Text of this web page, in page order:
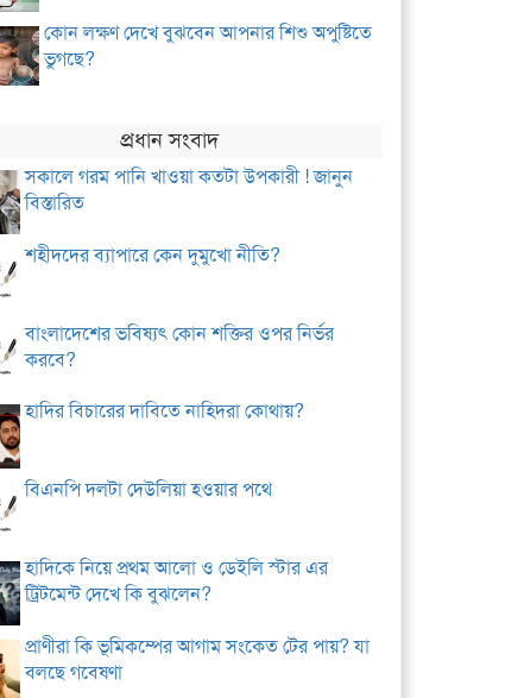
কোন লক্ষণ দেখে বুঝবেন আপনার শিশু অপুষ্টিতে
ভুগছে?
প্রধান সংবাদ
সকালে গরম পানি খাওয়া কতটা উপকারী ! জানুন
বিস্তারিত
শহীদদের ব্যাপারে কেন দুমুখো নীতি?
বাংলাদেশের ভবিষ্যৎ কোন শক্তির ওপর নির্ভর
করবে?
হাদির বিচারের দাবিতে নাহিদরা কোথায়?
বিএনপি দলটা দেউলিয়া হওয়ার পথে
হাদিকে নিয়ে প্রথম আলো ও ডেইলি স্টার এর
ট্রিটমেন্ট দেখে কি বুঝলেন?
প্রাণীরা কি ভূমিকম্পের আগাম সংকেত টের পায়? যা
বলছে গবেষণা